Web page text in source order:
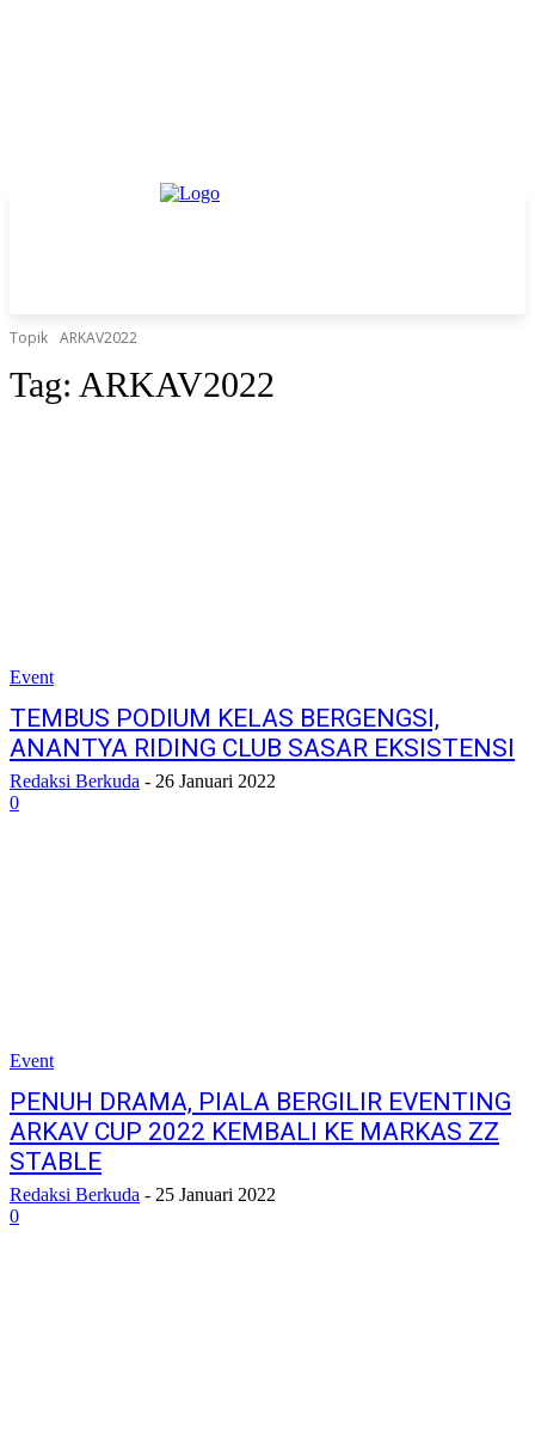
Topik ARKAV2022
Tag: ARKAV2022
Event
TEMBUS PODIUM KELAS BERGENGSI,
ANANTYA RIDING CLUB SASAR EKSISTENSI
Redaksi Berkuda - 26 Januari 2022
0
Event
PENUH DRAMA, PIALA BERGILIR EVENTING
ARKAV CUP 2022 KEMBALI KE MARKAS ZZ
STABLE
Redaksi Berkuda - 25 Januari 2022
0